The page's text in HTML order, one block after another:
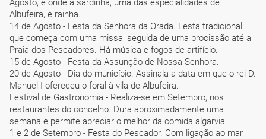
Agosto, e onde a sardinha, uma das especialidades de
Albufeira, é rainha.
14 de Agosto - Festa da Senhora da Orada. Festa tradicional
que começa com uma missa, seguida de uma procissão até a
Praia dos Pescadores. Há música e fogos-de-artifício.
15 de Agosto - Festa da Assunção de Nossa Senhora.
20 de Agosto - Dia do município. Assinala a data em que o rei D.
Manuel I ofereceu o foral à vila de Albufeira.
Festival de Gastronomia - Realiza-se em Setembro, nos
restaurantes do concelho. Dura aproximadamente uma
semana e permite apreciar o melhor da comida algarvia.
1 e 2 de Setembro - Festa do Pescador. Com ligação ao mar,